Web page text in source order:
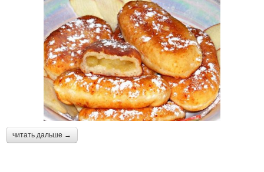
читать дальше →